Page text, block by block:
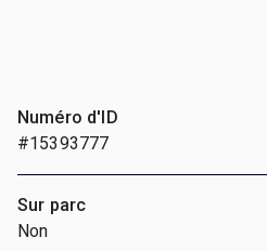
Numéro d'ID
#15393777
Sur parc
Non